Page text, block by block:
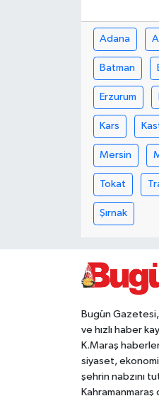
Adana
Batman
Erzurum
Kars
Mersin
Tokat
Şırnak
Bugün Gazetesi,
ve hızlı haber
K.Maraş
siyaset,
şehrin nabzını
SürManşet
KAHRAMANMARAŞ